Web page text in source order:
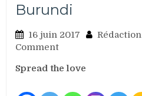
Burundi
16 juin 2017 Rédaction
Commenton
sur
Spread the love